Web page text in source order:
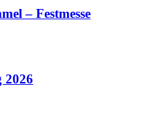
– Festmesse
2026